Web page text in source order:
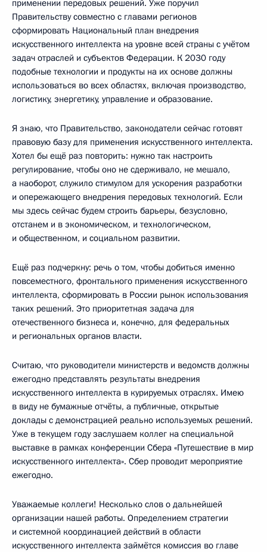
применении передовых решений. Уже поручил
Правительству совместно с главами регионов
сформировать Национальный план внедрения
искусственного интеллекта на уровне всей страны с учётом
задач отраслей и субъектов Федерации. К 2030 году
подобные технологии и продукты на их основе должны
использоваться во всех областях, включая производство,
логистику, энергетику, управление и образование.
Я знаю, что Правительство, законодатели сейчас готовят
правовую базу для применения искусственного интеллекта.
Хотел бы ещё раз повторить: нужно так настроить
регулирование, чтобы оно не сдерживало, не мешало,
а наоборот, служило стимулом для ускорения разработки
и опережающего внедрения передовых технологий. Если
мы здесь сейчас будем строить барьеры, безусловно,
отстанем и в экономическом, и технологическом,
и общественном, и социальном развитии.
Ещё раз подчеркну: речь о том, чтобы добиться именно
повсеместного, фронтального применения искусственного
интеллекта, сформировать в России рынок использования
таких решений. Это приоритетная задача для
отечественного бизнеса и, конечно, для федеральных
и региональных органов власти.
Считаю, что руководители министерств и ведомств должны
ежегодно представлять результаты внедрения
искусственного интеллекта в курируемых отраслях. Имею
в виду не бумажные отчёты, а публичные, открытые
доклады с демонстрацией реально используемых решений.
Уже в текущем году заслушаем коллег на специальной
выставке в рамках конференции Сбера «Путешествие в мир
искусственного интеллекта». Сбер проводит мероприятие
ежегодно.
Уважаемые коллеги! Несколько слов о дальнейшей
организации нашей работы. Определением стратегии
и системной координацией действий в области
искусственного интеллекта займётся комиссия во главе